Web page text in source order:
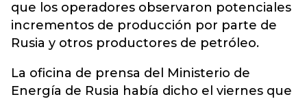
que los operadores observaron potenciales
incrementos de producción por parte de
Rusia y otros productores de petróleo.
La oficina de prensa del Ministerio de
Energía de Rusia había dicho el viernes que